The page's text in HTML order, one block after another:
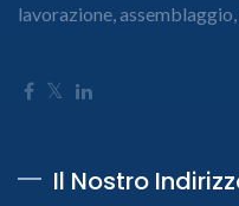
lavorazione,
Il Nostro